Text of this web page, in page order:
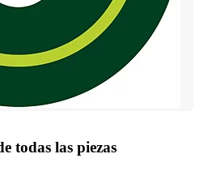
todas las piezas